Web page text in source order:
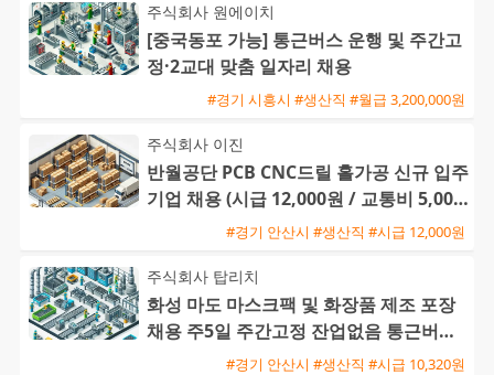
주식회사 원에이치
[중국동포 가능] 통근버스 운행 및 주간고
정·2교대 맞춤 일자리 채용
#경기 시흥시 #생산직 #월급 3,200,000원
주식회사 이진
반월공단 PCB CNC드릴 홀가공 신규 입주
기업 채용 (시급 12,000원 / 교통비 5,000
원 / 정규직#경기 안산시 #생산직 #시급 12,000원
주식회사 탑리치
화성 마도 마스크팩 및 화장품 제조 포장
채용 주5일 주간고정 잔업없음 통근버스
#경기 안산시 #생산직 #시급 10,320원